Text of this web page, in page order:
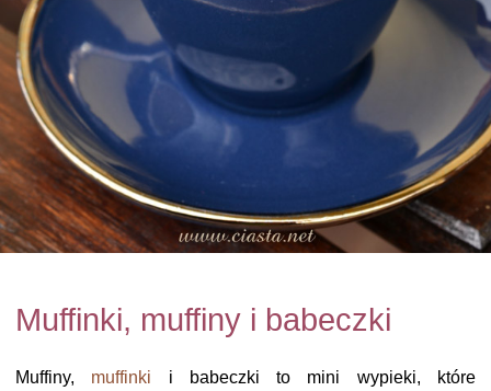
Muffinki, muffiny i babeczki
Muffiny, muffinki i babeczki to mini wypieki, które